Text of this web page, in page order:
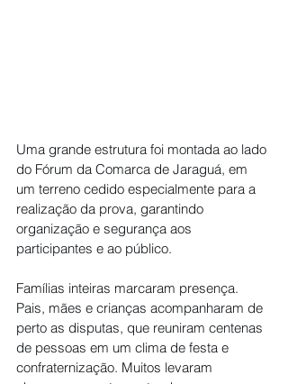
Uma grande estrutura foi montada ao lado
do Fórum da Comarca de Jaraguá, em
um terreno cedido especialmente para a
realização da prova, garantindo
organização e segurança aos
participantes e ao público.
Famílias inteiras marcaram presença.
Pais, mães e crianças acompanharam de
perto as disputas, que reuniram centenas
de pessoas em um clima de festa e
confraternização. Muitos levaram